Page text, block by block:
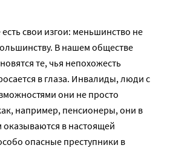
свои изгои: меньшинство не
В нашем обществе
те, чья непохожесть
в глаза. Инвалиды, люди с
они не просто
например, пенсионеры, они в
в настоящей
опасные преступники в